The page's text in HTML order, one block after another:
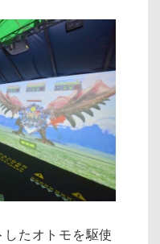
たオトモを駆使